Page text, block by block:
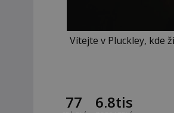
Vítejte v Pluckley, kde
77 6.8tis